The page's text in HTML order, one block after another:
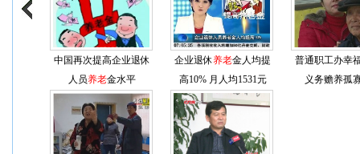
中国再次提高企业退休
人员养老金水平
企业退休养老金人均提
高10% 月人均1531元
普通职工办幸
义务赡养孤